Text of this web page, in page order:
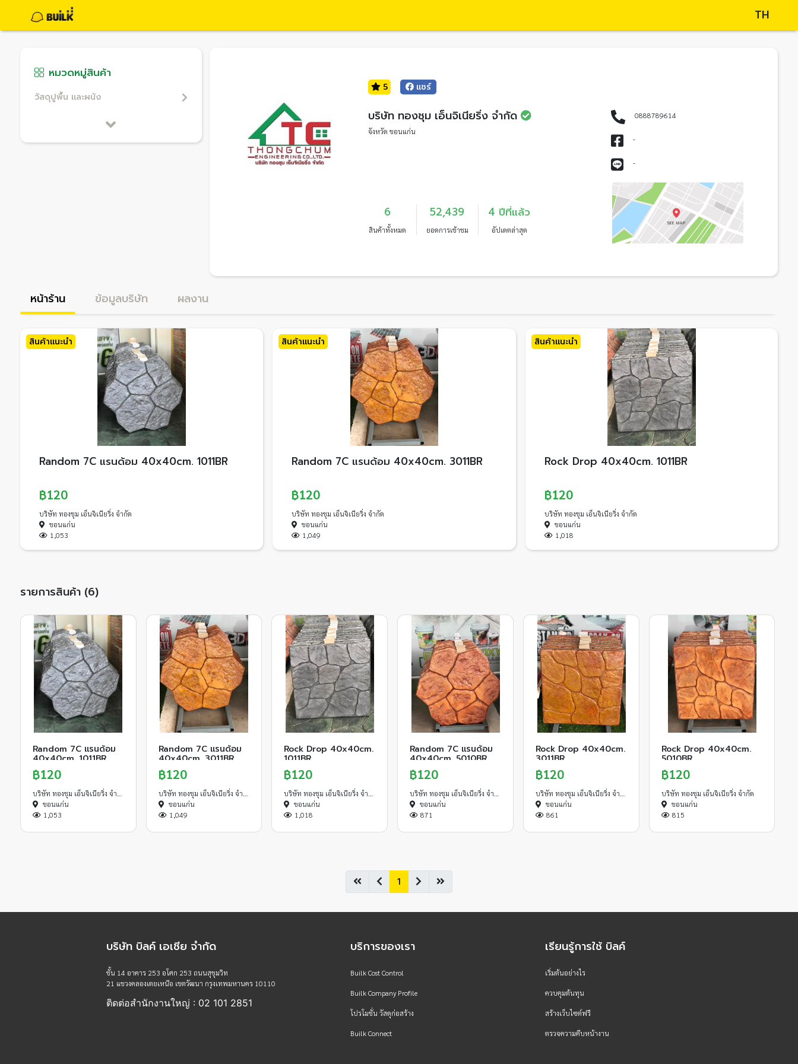
TH
หมวดหมู่สินค้า
วัสดุปูพื้น และผนัง
5 แชร์
บริษัท ทองชุม เอ็นจิเนียริ่ง จำกัด
จังหวัด ขอนแก่น
6
สินค้าทั้งหมด
52,439
ยอดการเข้าชม
4 ปีที่แล้ว
อัปเดตล่าสุด
0888789614
-
-
หน้าร้าน ข้อมูลบริษัท ผลงาน
Random 7C แรนด้อม 40x40cm. 1011BR
฿120
บริษัท ทองชุม เอ็นจิเนียริ่ง จำกัด
ขอนแก่น
1,053
สินค้าแนะนำ
Random 7C แรนด้อม 40x40cm. 3011BR
฿120
บริษัท ทองชุม เอ็นจิเนียริ่ง จำกัด
ขอนแก่น
1,049
สินค้าแนะนำ
Rock Drop 40x40cm. 1011BR
฿120
บริษัท ทองชุม เอ็นจิเนียริ่ง จำกัด
ขอนแก่น
1,018
สินค้าแนะนำ
รายการสินค้า (6)
Random 7C แรนด้อม
40x40cm. 1011BR
฿120
ขอนแก่น
1,053
Random 7C แรนด้อม
40x40cm. 3011BR
฿120
ขอนแก่น
1,049
Rock Drop 40x40cm.
1011BR
฿120
ขอนแก่น
1,018
Random 7C แรนด้อม
40x40cm. 5010BR
฿120
ขอนแก่น
871
Rock Drop 40x40cm.
3011BR
฿120
ขอนแก่น
861
Rock Drop 40x40cm.
5010BR
฿120
บริษัท ทองชุม เอ็นจิเนียริ่ง จำกัด
ขอนแก่น
815
1
บริษัท บิลค์ เอเชีย จำกัด
ชั้น 14 อาคาร 253 อโศก 253 ถนนสุขุมวิท
21 แขวงคลองเตยเหนือ เขตวัฒนา กรุงเทพมหานคร 10110
ติดต่อสำนักงานใหญ่ : 02 101 2851
บริการของเรา
Builk Cost Control
Builk Company Profile
โปรโมชั่น วัสดุก่อสร้าง
Builk Connect
เรียนรู้การใช้ บิลค์
เริ่มต้นอย่างไร
ควบคุมต้นทุน
สร้างเว็บไซต์ฟรี
ตรวจความคืบหน้างาน